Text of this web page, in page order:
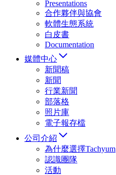
Presentations
合作夥伴與協會
軟體生態系統
白皮書
Documentation
媒體中心
新聞稿
新聞
行業新聞
部落格
照片庫
電子報存檔
公司介紹
為什麼選擇Tachyum
認識團隊
活動